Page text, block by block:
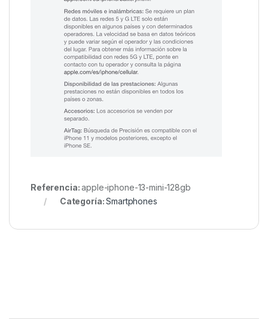
Referencia:apple-iphone-13-mini-128gb
Categoría:Smartphones